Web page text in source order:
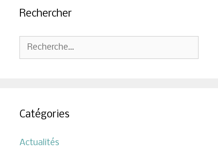
Rechercher
Rechercher :
Catégories
Actualités